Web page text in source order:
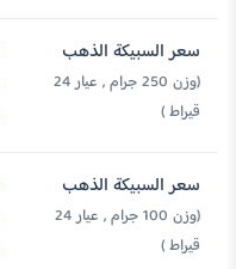
سعر السبيكة الذهب
(وزن 250 جرام , عيار 24
قيراط )
سعر السبيكة الذهب
(وزن 100 جرام , عيار 24
قيراط )